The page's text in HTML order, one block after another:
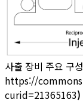
사출 장비 주요 구
https://
curid=21365163)